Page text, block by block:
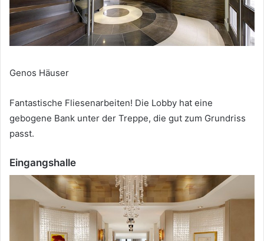
Genos Häuser
Fantastische Fliesenarbeiten! Die Lobby hat eine
gebogene Bank unter der Treppe, die gut zum Grundriss
passt.
Eingangshalle